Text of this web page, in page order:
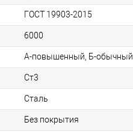
ГОСТ 19903-2015
6000
А-повышенный, Б-обычный
Ст3
Сталь
Без покрытия